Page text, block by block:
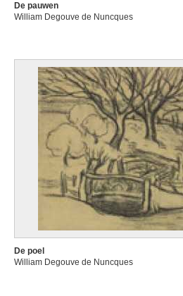
De pauwen
William Degouve de Nuncques
De poel
William Degouve de Nuncques